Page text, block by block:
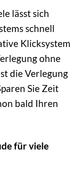
lässt sich
schnell
Klicksystem
ohne
die Verlegung
Sie Zeit
bald Ihren
für viele